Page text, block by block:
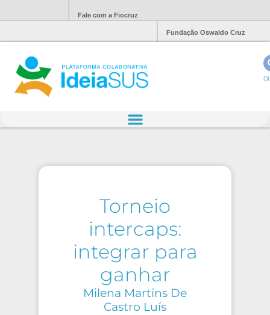
Fale com a Fiocruz
Fundação Oswaldo Cruz
Torneio
intercaps:
integrar para
ganhar
Milena Martins De
Castro Luís